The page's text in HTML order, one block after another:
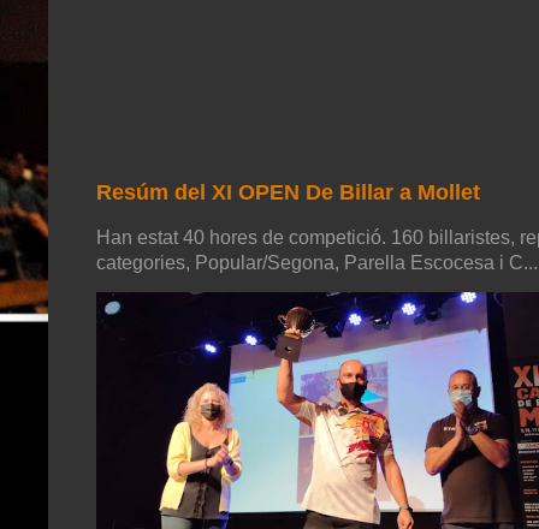
Resúm del XI OPEN De Billar a Mollet
Han estat 40 hores de competició. 160 billaristes,
categories, Popular/Segona, Parella Escocesa i C...